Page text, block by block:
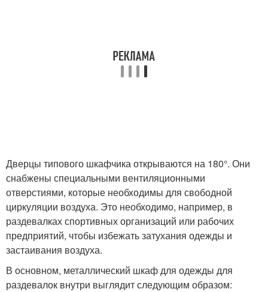
Дверцы типового шкафчика открываются на 180°. Они
снабжены специальными вентиляционными
отверстиями, которые необходимы для свободной
циркуляции воздуха. Это необходимо, например, в
раздевалках спортивных организаций или рабочих
предприятий, чтобы избежать затухания одежды и
застаивания воздуха.
В основном, металлический шкаф для одежды для
раздевалок внутри выглядит следующим образом: